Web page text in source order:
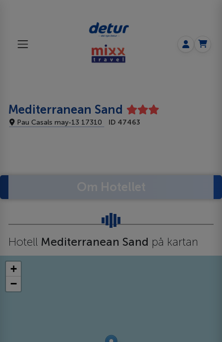
Mediterranean Sand
Pau Casals may-13 17310 ID 47463
Hotell Mediterranean Sand på kartan
+
−